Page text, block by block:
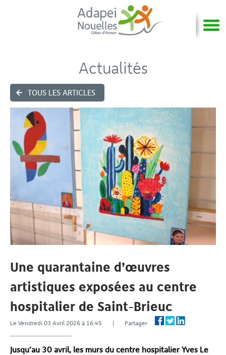
TOUS LES ARTICLES
Actualités
Une quarantaine d’œuvres
artistiques exposées au centre
hospitalier de Saint-Brieuc
Le Vendredi 03 Avril 2026 à 16:45 | Partager
Jusqu’au 30 avril, les murs du centre hospitalier Yves Le